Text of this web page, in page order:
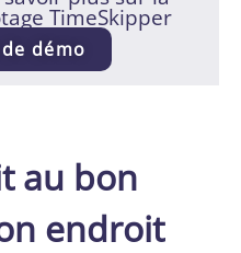
TimeSkipper
démo
au bon
endroit